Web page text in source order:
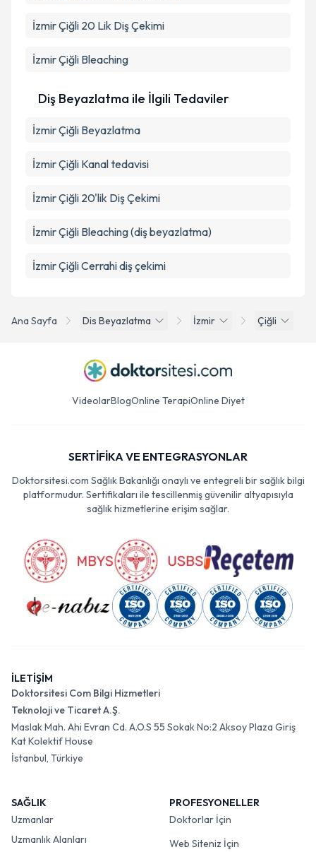
Ana Sayfa Dis Beyazlatma İzmir Çiğli
İzmir Çiğli 20 Lik Diş Çekimi
İzmir Çiğli Bleaching
Diş Beyazlatma ile İlgili Tedaviler
İzmir Çiğli Beyazlatma
İzmir Çiğli Kanal tedavisi
İzmir Çiğli 20'lik Diş Çekimi
İzmir Çiğli Bleaching (diş beyazlatma)
İzmir Çiğli Cerrahi diş çekimi
VideolarBlogOnline TerapiOnline Diyet
SERTİFİKA VE ENTEGRASYONLAR
Doktorsitesi.com Sağlık Bakanlığı onaylı ve entegreli bir sağlık bilgi
platformudur. Sertifikaları ile tescillenmiş güvenilir altyapısıyla
sağlık hizmetlerine erişim sağlar.
İLETİŞİM
Doktorsitesi Com Bilgi Hizmetleri
Teknoloji ve Ticaret A.Ş.
Maslak Mah. Ahi Evran Cd. A.O.S 55 Sokak No:2 Aksoy Plaza Giriş
Kat Kolektif House
İstanbul, Türkiye
SAĞLIK
Uzmanlar
Uzmanlık Alanları
PROFESYONELLER
Doktorlar İçin
Web Siteniz İçin